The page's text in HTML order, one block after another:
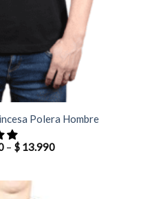
Polera Hombre
– $ 13.990